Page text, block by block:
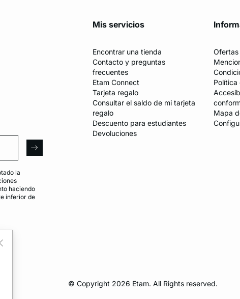
Email
arrow
la
haciendo
inferior de
Mis servicios
Encontrar una tienda
Contacto y preguntas
frecuentes
Etam Connect
Tarjeta regalo
Consultar el saldo de mi tarjeta
regalo
Descuento para estudiantes
Devoluciones
Mapa
© Copyright 2026 Etam. All Rights reserved.